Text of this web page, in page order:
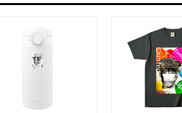
品の章: “刺すように燃えるような眼差しは”部分
説/絵本版＞ 凛々風猛 -ririkazetakeru
語版: https://amzn.asia/d/d7stkOV
版: https://amzn.asia/d/8u7Cebe
＿＿＿＿＿＿＿＿＿＿＿＿＿＿＿＿＿＿＿＿
すように燃えるような眼差しは [+挿画51作品版]
語版: https://amzn.asia/d/8oNk92Q